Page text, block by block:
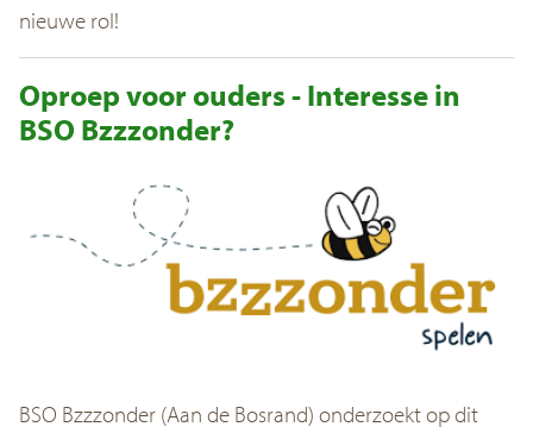
nieuwe rol!
Oproep voor ouders - Interesse in
BSO Bzzzonder?
BSO Bzzzonder (Aan de Bosrand) onderzoekt op dit